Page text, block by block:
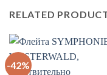
RELATED
-42%